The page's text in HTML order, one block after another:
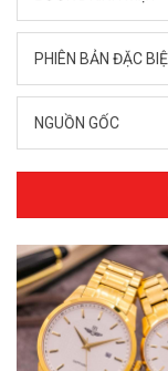
PHIÊN BẢN ĐẶC
NGUỒN GỐC